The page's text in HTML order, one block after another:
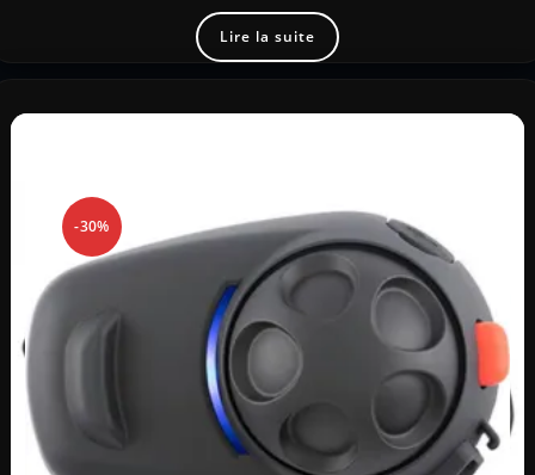
Lire la suite
-30%